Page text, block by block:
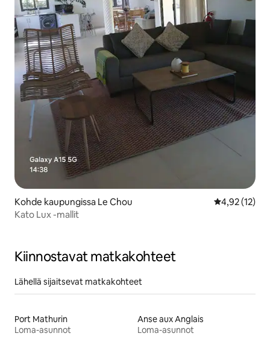
Kohde kaupungissa Le Chou
4,92 (12)
Kato Lux -mallit
Kiinnostavat matkakohteet
Lähellä sijaitsevat matkakohteet
Port Mathurin
Loma-asunnot
Anse aux Anglais
Loma-asunnot